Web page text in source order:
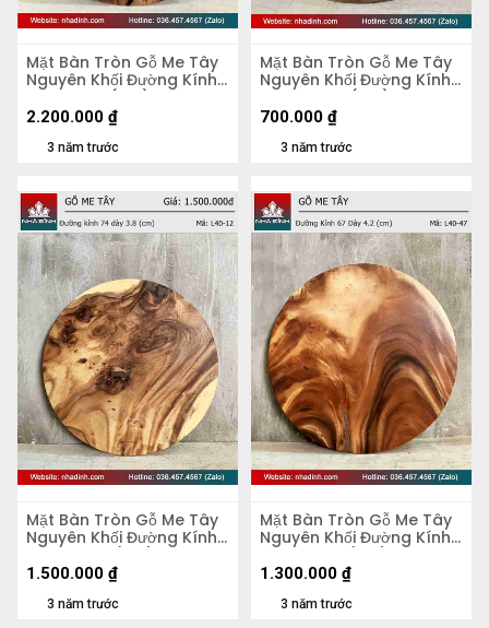
Mặt Bàn Tròn Gỗ Me Tây
Nguyên Khối Đường Kính
81 Dày 4,3 (cm)
3 năm trước
2.200.000 ₫
Mặt Bàn Tròn Gỗ Me Tây
Nguyên Khối Đường Kính
54 Dày 4.4 (cm)
3 năm trước
700.000 ₫
Mặt Bàn Tròn Gỗ Me Tây
Nguyên Khối Đường Kính
74 Dày 3.8 (cm)
3 năm trước
1.500.000 ₫
Mặt Bàn Tròn Gỗ Me Tây
Nguyên Khối Đường Kính
67 Dày 4,2 (cm)
3 năm trước
1.300.000 ₫